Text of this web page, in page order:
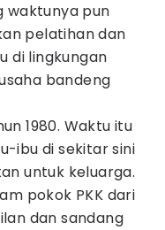
waktunya pun
pelatihan dan
di lingkungan
bandeng
1980. Waktu itu
ibu di sekitar sini
untuk keluarga.
pokok PKK dari
dan sandang